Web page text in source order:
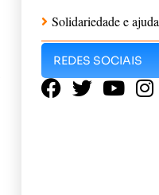
Solidariedade e ajuda
REDES SOCIAIS